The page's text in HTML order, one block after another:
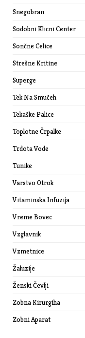
Snegobran
Sodobni Klicni Center
Sončne Celice
Strešne Kritine
Superge
Tek Na Smučeh
Tekaške Palice
Toplotne Črpalke
Trdota Vode
Tunike
Varstvo Otrok
Vitaminska Infuzija
Vreme Bovec
Vzglavnik
Vzmetnice
Žaluzije
Ženski Čevlji
Zobna Kirurgiha
Zobni Aparat